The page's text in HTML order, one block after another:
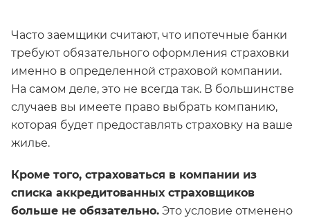
Часто заемщики считают, что ипотечные банки
требуют обязательного оформления страховки
именно в определенной страховой компании.
На самом деле, это не всегда так. В большинстве
случаев вы имеете право выбрать компанию,
которая будет предоставлять страховку на ваше
жилье.
Кроме того, страховаться в компании из
списка аккредитованных страховщиков
больше не обязательно. Это условие отменено